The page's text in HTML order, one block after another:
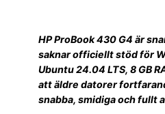
HP ProBook 430 G4 är
saknar officiellt stöd för
Ubuntu 24.04 LTS, 8 GB
att äldre datorer
snabba, smidiga och fullt